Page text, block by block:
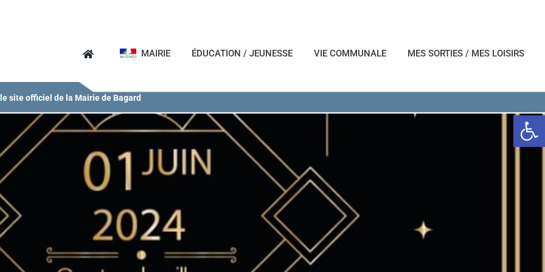
Ouvrir
MAIRIE ÉDUCATION / JEUNESSE VIE COMMUNALE MES SORTIES / MES LOISIRS
site officiel de la Mairie de Bagard